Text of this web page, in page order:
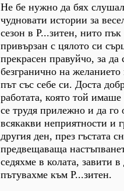
Не бе нужно да бях
чудновати истории за
сезон в Р...зитен, нито пък
привързан с цялото си
прекрасен правуйчо, за да
безгранично на
път със себе си. Доста
работата, която той
се трудя прилежно и да го
всякакви неприятности
другия ден, през гъстата
предвещаваща
седяхме в колата, завити
пътувахме към Р...зитен.